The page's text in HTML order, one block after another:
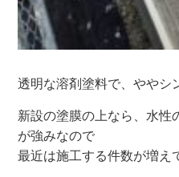
透明な溶剤塗料で、ややシ
新設の塗膜の上なら、水性
が強みなので
最近は施工する件数が増え